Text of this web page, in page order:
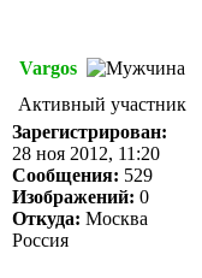
Vargos
Активный участник
Зарегистрирован:
28 ноя 2012, 11:20
Сообщения: 529
Изображений: 0
Откуда: Москва
Россия